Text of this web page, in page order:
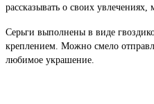
рассказывать о своих увлечениях,
Серьги выполнены в виде
креплением. Можно смело
любимое украшение.